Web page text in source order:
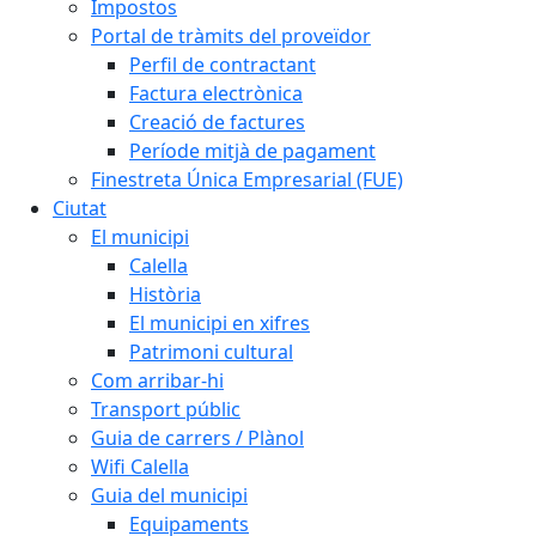
Impostos
Portal de tràmits del proveïdor
Perfil de contractant
Factura electrònica
Creació de factures
Període mitjà de pagament
Finestreta Única Empresarial (FUE)
Ciutat
El municipi
Calella
Història
El municipi en xifres
Patrimoni cultural
Com arribar-hi
Transport públic
Guia de carrers / Plànol
Wifi Calella
Guia del municipi
Equipaments